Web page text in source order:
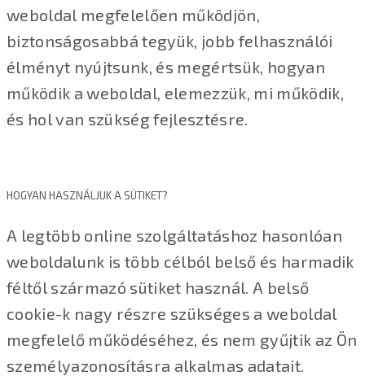
weboldal megfelelően működjön,
biztonságosabbá tegyük, jobb felhasználói
élményt nyújtsunk, és megértsük, hogyan
működik a weboldal, elemezzük, mi működik,
és hol van szükség fejlesztésre.
HOGYAN HASZNÁLJUK A SÜTIKET?
A legtöbb online szolgáltatáshoz hasonlóan
weboldalunk is több célból belső és harmadik
féltől származó sütiket használ. A belső
cookie-k nagy részre szükséges a weboldal
megfelelő működéséhez, és nem gyűjtik az Ön
személyazonosításra alkalmas adatait.